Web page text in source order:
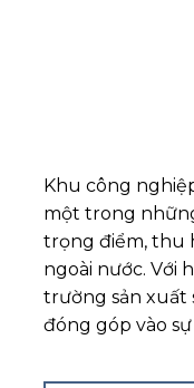
Khu công
một trong
trọng điểm, thu
ngoài nước. Với
trường sản xuất
đóng góp vào